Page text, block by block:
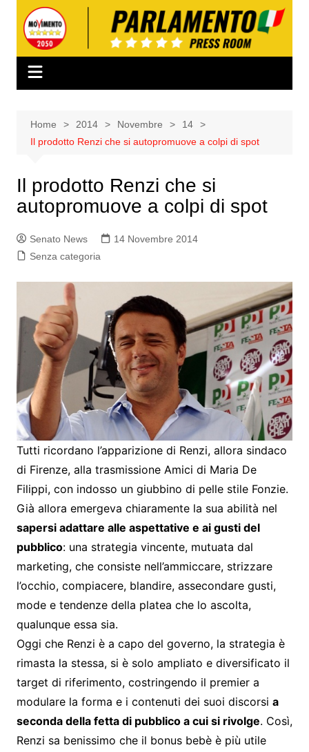
contenuto
Home 2014 Novembre
14
Il prodotto Renzi che si autopromuove a colpi di spot
Il prodotto Renzi che si
autopromuove a colpi di spot
Senato News
14 Novembre 2014
Senza categoria
Tutti ricordano l’apparizione di Renzi, allora sindaco
di Firenze, alla trasmissione Amici di Maria De
Filippi, con indosso un giubbino di pelle stile Fonzie.
Già allora emergeva chiaramente la sua abilità nel
sapersi adattare alle aspettative e ai gusti del
pubblico: una strategia vincente, mutuata dal
marketing, che consiste nell’ammiccare, strizzare
l’occhio, compiacere, blandire, assecondare gusti,
mode e tendenze della platea che lo ascolta,
qualunque essa sia.
Oggi che Renzi è a capo del governo, la strategia è
rimasta la stessa, si è solo ampliato e diversificato il
target di riferimento, costringendo il premier a
modulare la forma e i contenuti dei suoi discorsi a
seconda della fetta di pubblico a cui si rivolge. Così,
Renzi sa benissimo che il bonus bebè è più utile